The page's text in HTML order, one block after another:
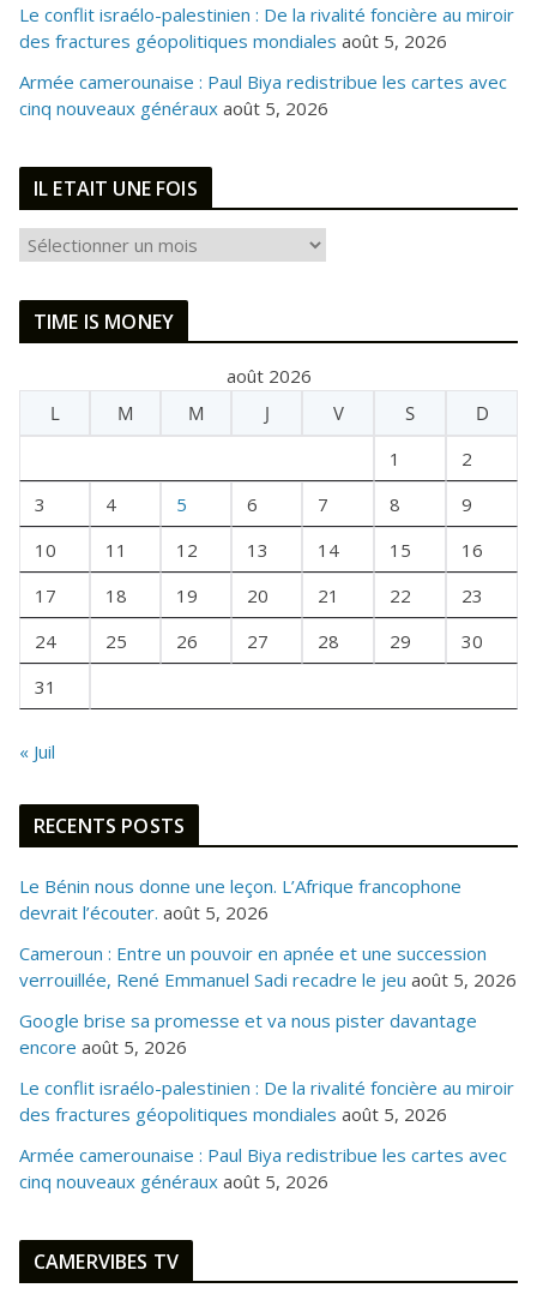
Le conflit israélo-palestinien : De la rivalité foncière au miroir
des fractures géopolitiques mondiales août 5, 2026
Armée camerounaise : Paul Biya redistribue les cartes avec
cinq nouveaux généraux août 5, 2026
IL ETAIT UNE FOIS
E
I
U
F
S
TIME IS MONEY
août 2026
L
M M J V S
D
1
2
3
4 5 6 7 8
9
10
11 12 13 14 15
16
17
18 19 20 21 22
23
24
25 26 27 28 29
30
31
« Juil
RECENTS POSTS
Le Bénin nous donne une leçon. L’Afrique francophone
devrait l’écouter. août 5, 2026
Cameroun : Entre un pouvoir en apnée et une succession
verrouillée, René Emmanuel Sadi recadre le jeu août 5, 2026
Google brise sa promesse et va nous pister davantage
encore août 5, 2026
Le conflit israélo-palestinien : De la rivalité foncière au miroir
des fractures géopolitiques mondiales août 5, 2026
Armée camerounaise : Paul Biya redistribue les cartes avec
cinq nouveaux généraux août 5, 2026
CAMERVIBES TV